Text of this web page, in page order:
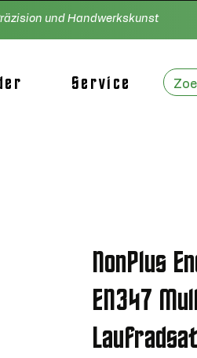
und Handwerkskunst
Service
NonPlus
EN347